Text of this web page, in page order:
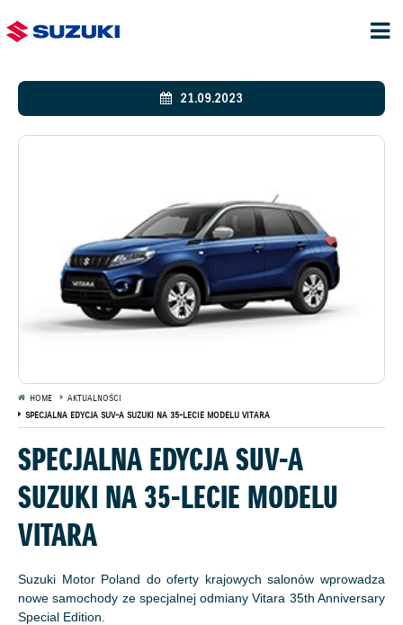
21.09.2023
HOME
AKTUALNOŚCI
SPECJALNA EDYCJA SUV-A SUZUKI NA 35-LECIE MODELU VITARA
SPECJALNA EDYCJA SUV-A
SUZUKI NA 35-LECIE MODELU
VITARA
Suzuki Motor Poland do oferty krajowych salonów wprowadza
nowe samochody ze specjalnej odmiany Vitara 35th Anniversary
Special Edition.